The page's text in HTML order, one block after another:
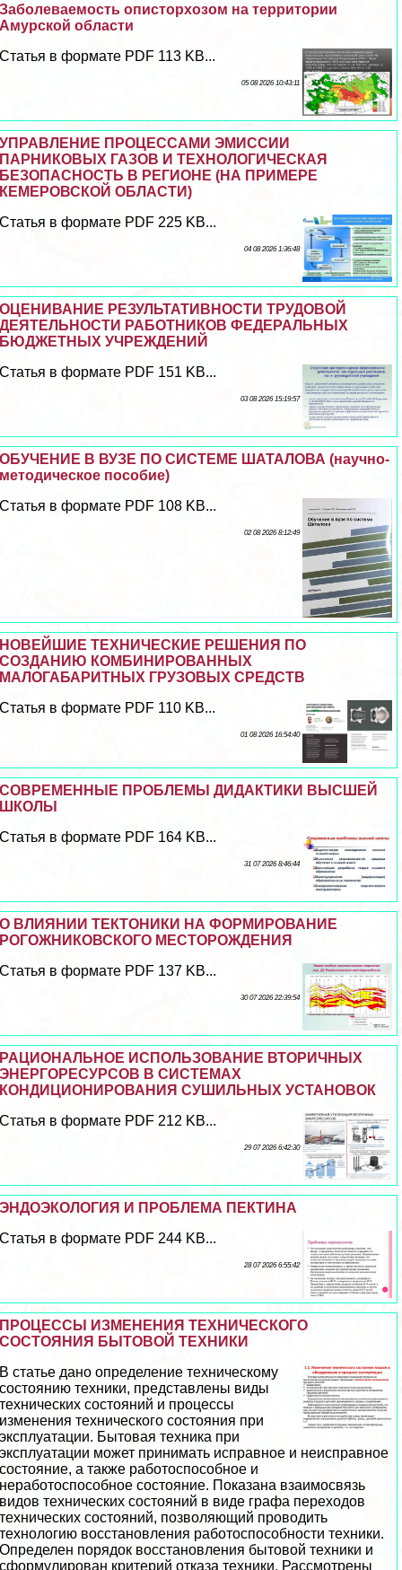
Заболеваемость описторхозом на территории
Амурской области
Статья в формате PDF 113 KB...
05 08 2026 10:43:11
УПРАВЛЕНИЕ ПРОЦЕССАМИ ЭМИССИИ
ПАРНИКОВЫХ ГАЗОВ И ТЕХНОЛОГИЧЕСКАЯ
БЕЗОПАСНОСТЬ В РЕГИОНЕ (НА ПРИМЕРЕ
КЕМЕРОВСКОЙ ОБЛАСТИ)
Статья в формате PDF 225 KB...
04 08 2026 1:36:48
ОЦЕНИВАНИЕ РЕЗУЛЬТАТИВНОСТИ ТРУДОВОЙ
ДЕЯТЕЛЬНОСТИ РАБОТНИКОВ ФЕДЕРАЛЬНЫХ
БЮДЖЕТНЫХ УЧРЕЖДЕНИЙ
Статья в формате PDF 151 KB...
03 08 2026 15:19:57
ОБУЧЕНИЕ В ВУЗЕ ПО СИСТЕМЕ ШАТАЛОВА (научно-
методическое пособие)
Статья в формате PDF 108 KB...
02 08 2026 8:12:49
НОВЕЙШИЕ ТЕХНИЧЕСКИЕ РЕШЕНИЯ ПО
СОЗДАНИЮ КОМБИНИРОВАННЫХ
МАЛОГАБАРИТНЫХ ГРУЗОВЫХ СРЕДСТВ
Статья в формате PDF 110 KB...
01 08 2026 16:54:40
СОВРЕМЕННЫЕ ПРОБЛЕМЫ ДИДАКТИКИ ВЫСШЕЙ
ШКОЛЫ
Статья в формате PDF 164 KB...
31 07 2026 8:46:44
О ВЛИЯНИИ ТЕКТОНИКИ НА ФОРМИРОВАНИЕ
РОГОЖНИКОВСКОГО МЕСТОРОЖДЕНИЯ
Статья в формате PDF 137 KB...
30 07 2026 22:39:54
РАЦИОНАЛЬНОЕ ИСПОЛЬЗОВАНИЕ ВТОРИЧНЫХ
ЭНЕРГОРЕСУРСОВ В СИСТЕМАХ
КОНДИЦИОНИРОВАНИЯ СУШИЛЬНЫХ УСТАНОВОК
Статья в формате PDF 212 KB...
29 07 2026 6:42:30
ЭНДОЭКОЛОГИЯ И ПРОБЛЕМА ПЕКТИНА
Статья в формате PDF 244 KB...
28 07 2026 6:55:42
ПРОЦЕССЫ ИЗМЕНЕНИЯ ТЕХНИЧЕСКОГО
СОСТОЯНИЯ БЫТОВОЙ ТЕХНИКИ
В статье дано определение техническому
состоянию техники, представлены виды
технических состояний и процессы
изменения технического состояния при
эксплуатации. Бытовая техника при
эксплуатации может принимать исправное и неисправное
состояние, а также работоспособное и
неработоспособное состояние. Показана взаимосвязь
видов технических состояний в виде графа переходов
технических состояний, позволяющий проводить
технологию восстановления работоспособности техники.
Определен порядок восстановления бытовой техники и
сформулирован критерий отказа техники. Рассмотрены